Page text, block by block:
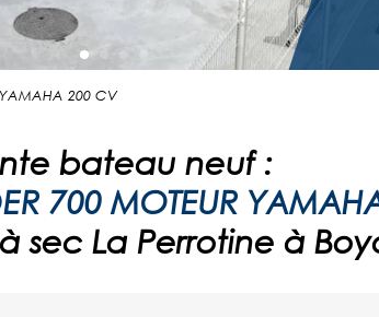
200 CV
bateau neuf :
700 MOTEUR
La Perrotine à